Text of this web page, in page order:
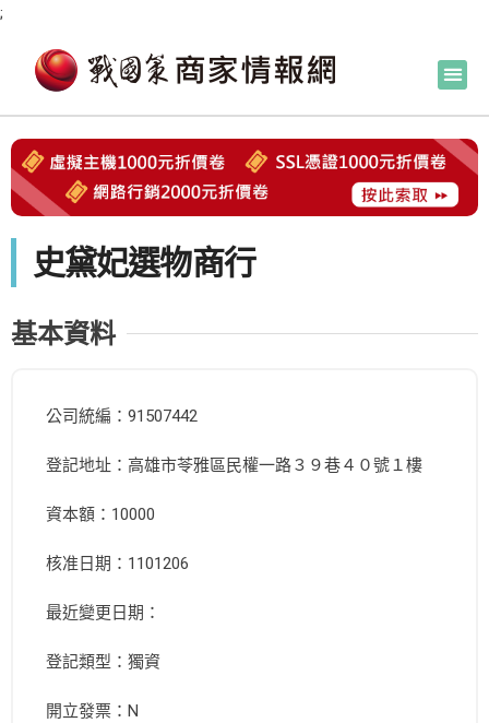
;
史黛妃選物商行
基本資料
公司統編：91507442
登記地址：高雄市苓雅區民權一路３９巷４０號１樓
資本額：10000
核准日期：1101206
最近變更日期：
登記類型：獨資
開立發票：N